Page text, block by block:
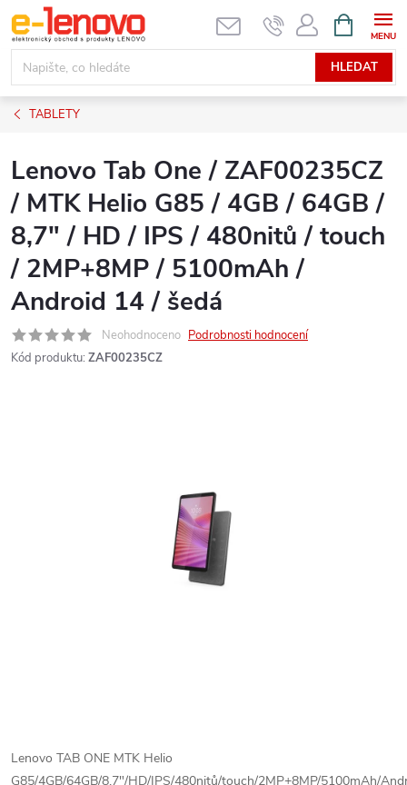
Přejít
na
obsah
HLEDAT
NÁKUPNÍ
KOŠÍK
TABLETY
Lenovo Tab One / ZAF00235CZ
/ MTK Helio G85 / 4GB / 64GB /
8,7" / HD / IPS / 480nitů / touch
/ 2MP+8MP / 5100mAh /
Android 14 / šedá
Neohodnoceno Podrobnosti hodnocení
Kód produktu: ZAF00235CZ
Lenovo TAB ONE MTK Helio
G85/4GB/64GB/8,7"/HD/IPS/480nitů/touch/2MP+8MP/5100mAh/